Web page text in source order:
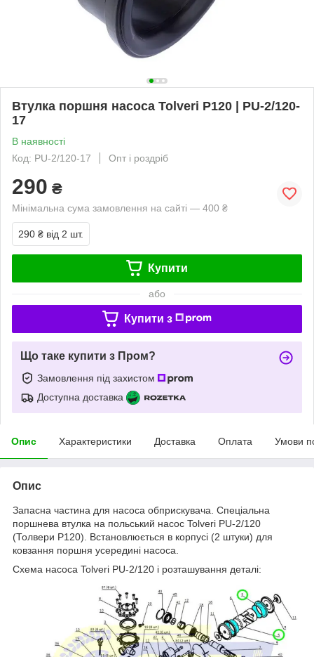
Втулка поршня насоса Tolveri P120 | PU-2/120-
17
В наявності
Код: PU-2/120-17
Опт і роздріб
290 ₴
Мінімальна сума замовлення на сайті — 400 ₴
290 ₴ від 2 шт.
Купити
або
Купити з
Що таке купити з Пром?
Замовлення під захистом
Доступна доставка
Опис Характеристики Доставка Оплата Умови
Опис
Запасна частина для насоса обприскувача. Спеціальна
поршнева втулка на польський насос Tolveri PU-2/120
(Толвери Р120). Встановлюється в корпусі (2 штуки) для
ковзання поршня усередині насоса.
Схема насоса Tolveri PU-2/120 і розташування деталі: